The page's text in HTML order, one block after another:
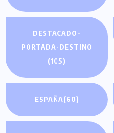
DESTACADO-
PORTADA-DESTINO
(105)
ESPAÑA(60)